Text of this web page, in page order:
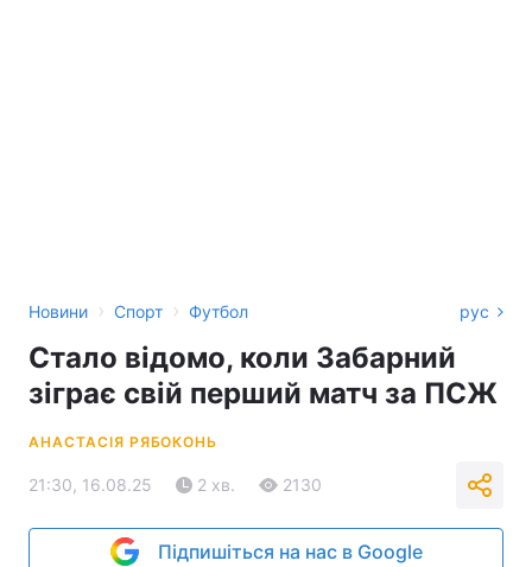
Новини › Спорт › Футбол рус
Стало відомо, коли Забарний
зіграє свій перший матч за ПСЖ
АНАСТАСІЯ РЯБОКОНЬ
21:30, 16.08.25 2 хв. 2130
Підпишіться на нас в Google